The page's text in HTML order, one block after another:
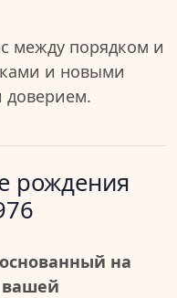
между порядком и
и новыми
доверием.
рождения
на